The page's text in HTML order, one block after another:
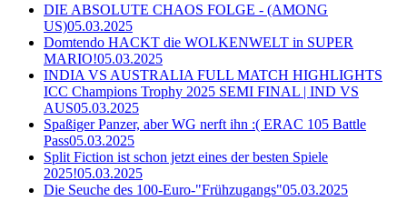
DIE ABSOLUTE CHAOS FOLGE - (AMONG
US)05.03.2025
Domtendo HACKT die WOLKENWELT in SUPER
MARIO!05.03.2025
INDIA VS AUSTRALIA FULL MATCH HIGHLIGHTS
ICC Champions Trophy 2025 SEMI FINAL | IND VS
AUS05.03.2025
Spaßiger Panzer, aber WG nerft ihn :( ERAC 105 Battle
Pass05.03.2025
Split Fiction ist schon jetzt eines der besten Spiele
2025!05.03.2025
Die Seuche des 100-Euro-"Frühzugangs"05.03.2025